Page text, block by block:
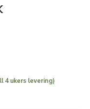
4 ukers levering)
antall